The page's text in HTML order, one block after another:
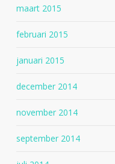
maart 2015
februari 2015
januari 2015
december 2014
november 2014
september 2014